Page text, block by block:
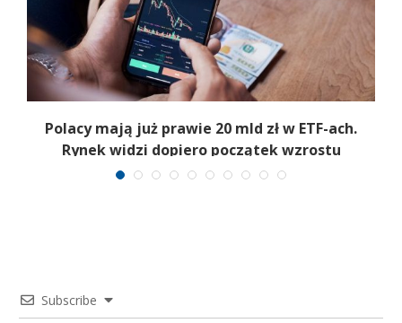
Polacy mają już prawie 20 mld zł w ETF-ach.
Rynek widzi dopiero początek wzrostu
Subscribe